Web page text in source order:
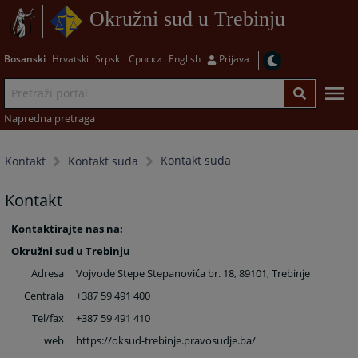
Okružni sud u Trebinju
Bosanski Hrvatski Srpski Српски English Prijava
Napredna pretraga
Kontakt Kontakt suda Kontakt suda
Kontakt
Kontaktirajte nas na:
Okružni sud u Trebinju
Adresa
Vojvode Stepe Stepanovića br. 18, 89101, Trebinje
Centrala
+387 59 491 400
Tel/fax
+387 59 491 410
web
https://oksud-trebinje.pravosudje.ba/